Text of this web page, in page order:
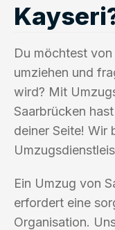
Du möchtest
umziehen und
wird? Mit
Saarbrücken
deiner Seite! Wir
Ein Umzug von
erfordert eine
Organisation.